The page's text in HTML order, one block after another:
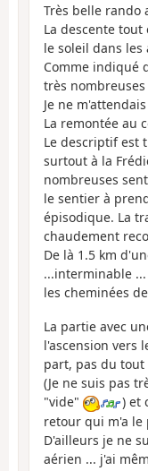
Très belle rando
La descente
le soleil dans les
Comme indiqué
très
Je ne
La remontée au
Le descriptif est
surtout à la
nombreuses
le sentier à
épisodique. La
chaudement
De là 1.5 km
...interminable
les cheminées
La partie avec
l'ascension vers
part, pas du
(Je ne suis pas
"vide"
) et
retour qui m'a le
D'ailleurs je ne
aérien ... j'ai